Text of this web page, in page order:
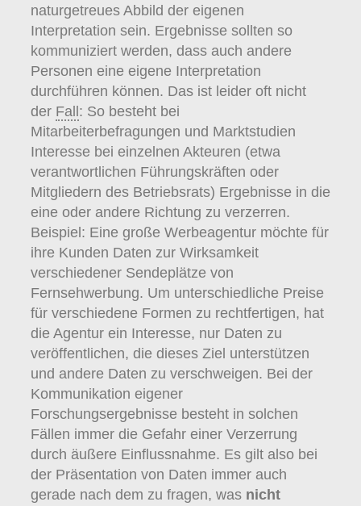
naturgetreues Abbild der eigenen
Interpretation sein. Ergebnisse sollten so
kommuniziert werden, dass auch andere
Personen eine eigene Interpretation
durchführen können. Das ist leider oft nicht
der Fall : So besteht bei
Mitarbeiterbefragungen und Marktstudien
Interesse bei einzelnen Akteuren (etwa
verantwortlichen Führungskräften oder
Mitgliedern des Betriebsrats) Ergebnisse in die
eine oder andere Richtung zu verzerren.
Beispiel: Eine große Werbeagentur möchte für
ihre Kunden Daten zur Wirksamkeit
verschiedener Sendeplätze von
Fernsehwerbung. Um unterschiedliche Preise
für verschiedene Formen zu rechtfertigen, hat
die Agentur ein Interesse, nur Daten zu
veröffentlichen, die dieses Ziel unterstützen
und andere Daten zu verschweigen. Bei der
Kommunikation eigener
Forschungsergebnisse besteht in solchen
Fällen immer die Gefahr einer Verzerrung
durch äußere Einflussnahme. Es gilt also bei
der Präsentation von Daten immer auch
gerade nach dem zu fragen, was nicht